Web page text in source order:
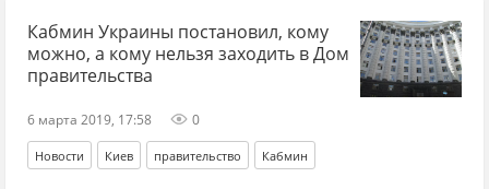
Кабмин Украины постановил, кому
можно, а кому нельзя заходить в Дом
правительства
6 марта 2019, 17:58 0
Новости Киев правительство Кабмин